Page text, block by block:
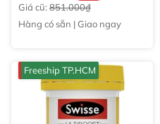
Giá cũ: 851.000₫
Hàng có sẵn | Giao ngay
Freeship TP.HCM